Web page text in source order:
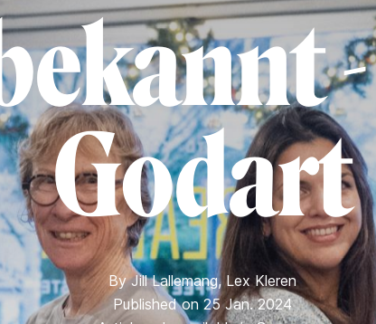
Godart
ByJill Lallemang,Lex Kleren
Published on 25 Jan. 2024